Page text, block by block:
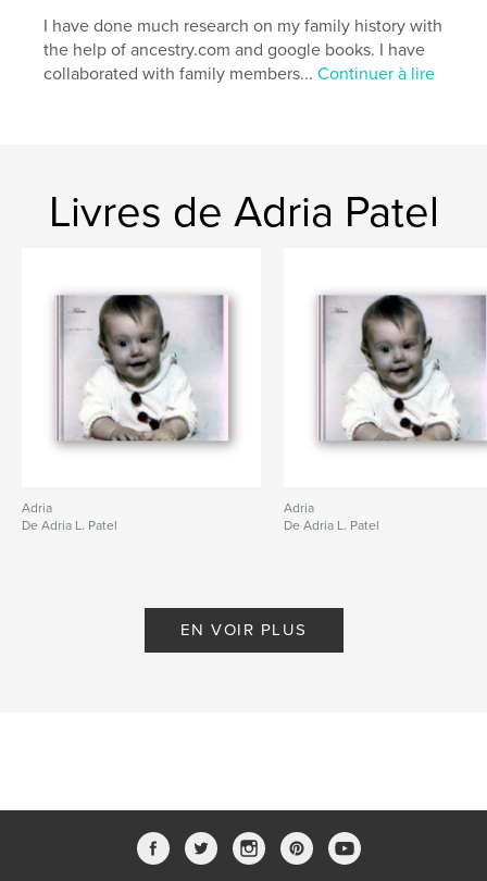
I have done much research on my family history with
the help of ancestry.com and google books. I have
collaborated with family members...Continuer à lire
Livres de Adria Patel
Adria
De Adria L. Patel
Adria
De Adria L. Patel
EN VOIR PLUS